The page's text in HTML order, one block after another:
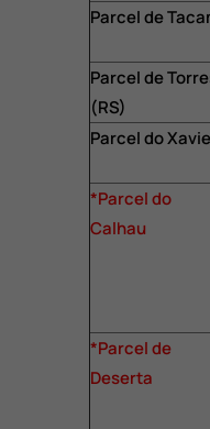
Parcel de
Parcel de
(RS)
Parcel do
*Parcel do
Calhau
*Parcel de
Deserta